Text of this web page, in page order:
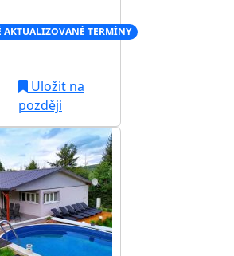
AKTUALIZOVANÉ TERMÍNY
Uložit na
později